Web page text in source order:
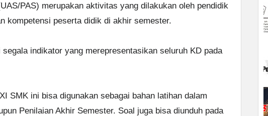
PAS) merupakan aktivitas yang dilakukan oleh pendidik
kompetensi peserta didik di akhir semester.
indikator yang merepresentasikan seluruh KD pada
SMK ini bisa digunakan sebagai bahan latihan dalam
Penilaian Akhir Semester. Soal juga bisa diunduh pada